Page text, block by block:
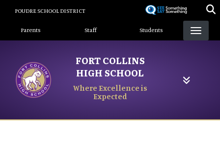
content
POUDRE SCHOOL DISTRICT
Landing Page Menu
Parents Staff Students
FORT COLLINS
HIGH SCHOOL
Where Excellence is
Expected